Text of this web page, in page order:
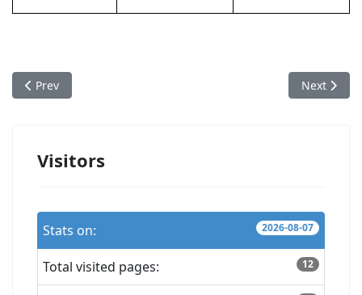
Previous article: Snowman Fun with Princess Annabelle
Prev Next
Next
Visitors
Stats on: 2026-08-07
Total visited pages: 12